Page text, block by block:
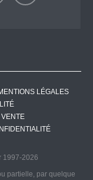
LÉGALES
1997-2026
partielle, par quelque